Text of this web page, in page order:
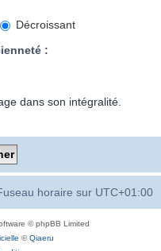
Décroissant
:
dans son intégralité.
horaire sur UTC+01:00
© phpBB Limited
©Qiaeru